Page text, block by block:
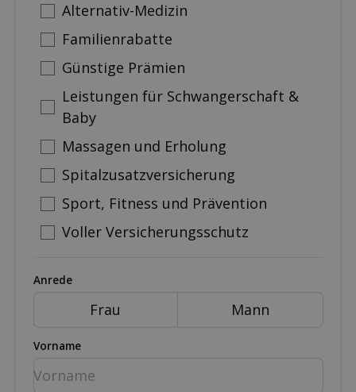
Alternativ-Medizin
Familienrabatte
Günstige Prämien
Leistungen für Schwangerschaft &
Baby
Massagen und Erholung
Spitalzusatzversicherung
Sport, Fitness und Prävention
Voller Versicherungsschutz
Anrede
Frau Mann
Vorname